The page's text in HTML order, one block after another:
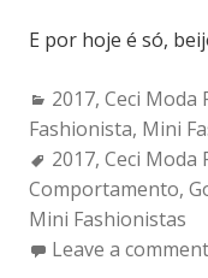
E por hoje é só,
Categories:
2017, Ceci Moda
Fashionista, Mini
Tags:
2017, Ceci Moda
Comportamento,
Mini Fashionistas
Leave a comment